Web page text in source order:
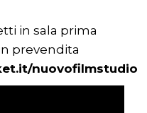
in sala prima
prevendita
nuovofilmstudio